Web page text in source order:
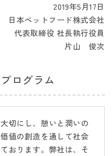
2019年5月17日
日本ペットフード株式会社
代表取締役 社長執行役員
片山 俊次
ログラム
切にし、憩いと潤いの
値の創造を通して社会
おります。弊社は、そ